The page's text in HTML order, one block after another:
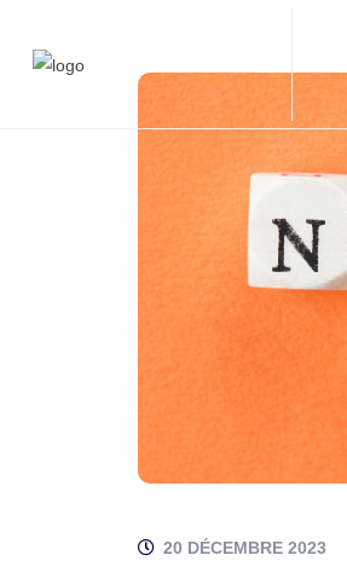
20 DÉCEMBRE 2023